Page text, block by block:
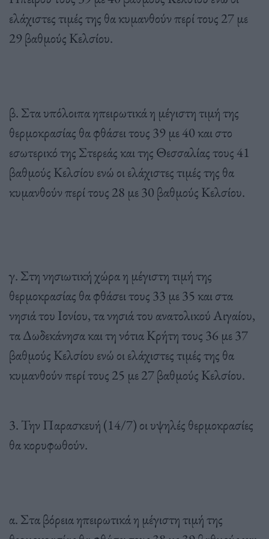
ελάχιστες τιμές της θα κυμανθούν περί τους 27 με
29 βαθμούς Κελσίου.
β. Στα υπόλοιπα ηπειρωτικά η μέγιστη τιμή της
θερμοκρασίας θα φθάσει τους 39 με 40 και στο
εσωτερικό της Στερεάς και της Θεσσαλίας τους 41
βαθμούς Κελσίου ενώ οι ελάχιστες τιμές της θα
κυμανθούν περί τους 28 με 30 βαθμούς Κελσίου.
γ. Στη νησιωτική χώρα η μέγιστη τιμή της
θερμοκρασίας θα φθάσει τους 33 με 35 και στα
νησιά του Ιονίου, τα νησιά του ανατολικού Αιγαίου,
τα Δωδεκάνησα και τη νότια Κρήτη τους 36 με 37
βαθμούς Κελσίου ενώ οι ελάχιστες τιμές της θα
κυμανθούν περί τους 25 με 27 βαθμούς Κελσίου.
3. Την Παρασκευή (14/7) οι υψηλές θερμοκρασίες
θα κορυφωθούν.
α. Στα βόρεια ηπειρωτικά η μέγιστη τιμή της